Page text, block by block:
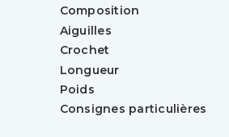
Composition
Aiguilles
Crochet
Longueur
Poids
Consignes particulières